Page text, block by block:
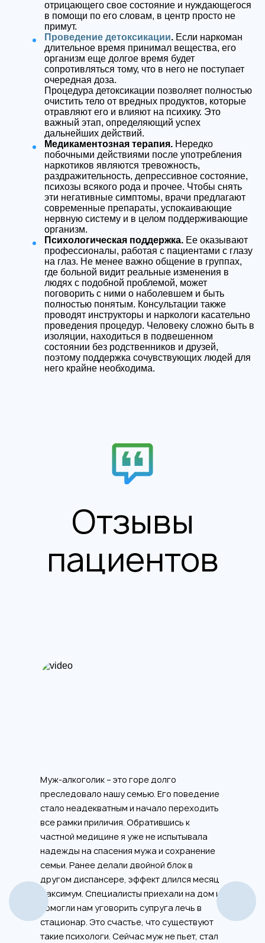
отрицающего свое состояние и нуждающегося
в помощи по его словам, в центр просто не
примут.
Проведение детоксикации. Если наркоман
длительное время принимал вещества, его
организм еще долгое время будет
сопротивляться тому, что в него не поступает
очередная доза.
Процедура детоксикации позволяет полностью
очистить тело от вредных продуктов, которые
отравляют его и влияют на психику. Это
важный этап, определяющий успех
дальнейших действий.
Медикаментозная терапия. Нередко
побочными действиями после употребления
наркотиков являются тревожность,
раздражительность, депрессивное состояние,
психозы всякого рода и прочее. Чтобы снять
эти негативные симптомы, врачи предлагают
современные препараты, успокаивающие
нервную систему и в целом поддерживающие
организм.
Психологическая поддержка. Ее оказывают
профессионалы, работая с пациентами с глазу
на глаз. Не менее важно общение в группах,
где больной видит реальные изменения в
людях с подобной проблемой, может
поговорить с ними о наболевшем и быть
полностью понятым. Консультации также
проводят инструкторы и наркологи касательно
проведения процедур. Человеку сложно быть в
изоляции, находиться в подвешенном
состоянии без родственников и друзей,
поэтому поддержка сочувствующих людей для
него крайне необходима.
Отзывы
пациентов
Муж-алкоголик – это горе долго
преследовало нашу семью. Его поведение
стало неадекватным и начало переходить
все рамки приличия. Обратившись к
частной медицине я уже не испытывала
надежды на спасения мужа и сохранение
семьи. Ранее делали двойной блок в
другом диспансере, эффект длился месяц
максимум. Специалисты приехали на дом и
помогли нам уговорить супруга лечь в
стационар. Это счастье, что существуют
такие психологи. Сейчас муж не пьет, стал